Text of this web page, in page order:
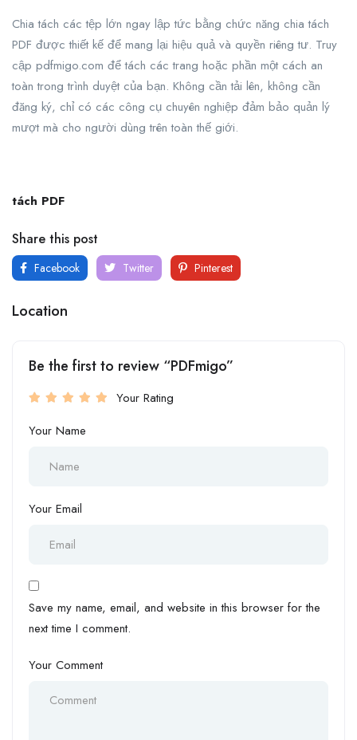
Chia tách các tệp lớn ngay lập tức bằng chức năng chia tách
PDF được thiết kế để mang lại hiệu quả và quyền riêng tư. Truy
cập pdfmigo.com để tách các trang hoặc phần một cách an
toàn trong trình duyệt của bạn. Không cần tải lên, không cần
đăng ký, chỉ có các công cụ chuyên nghiệp đảm bảo quản lý
mượt mà cho người dùng trên toàn thế giới.
tách PDF
Share this post
Facebook Twitter Pinterest
Location
Be the first to review “PDFmigo”
Your Rating
Your Name
Your Email
Save my name, email, and website in this browser for the
next time I comment.
Your Comment